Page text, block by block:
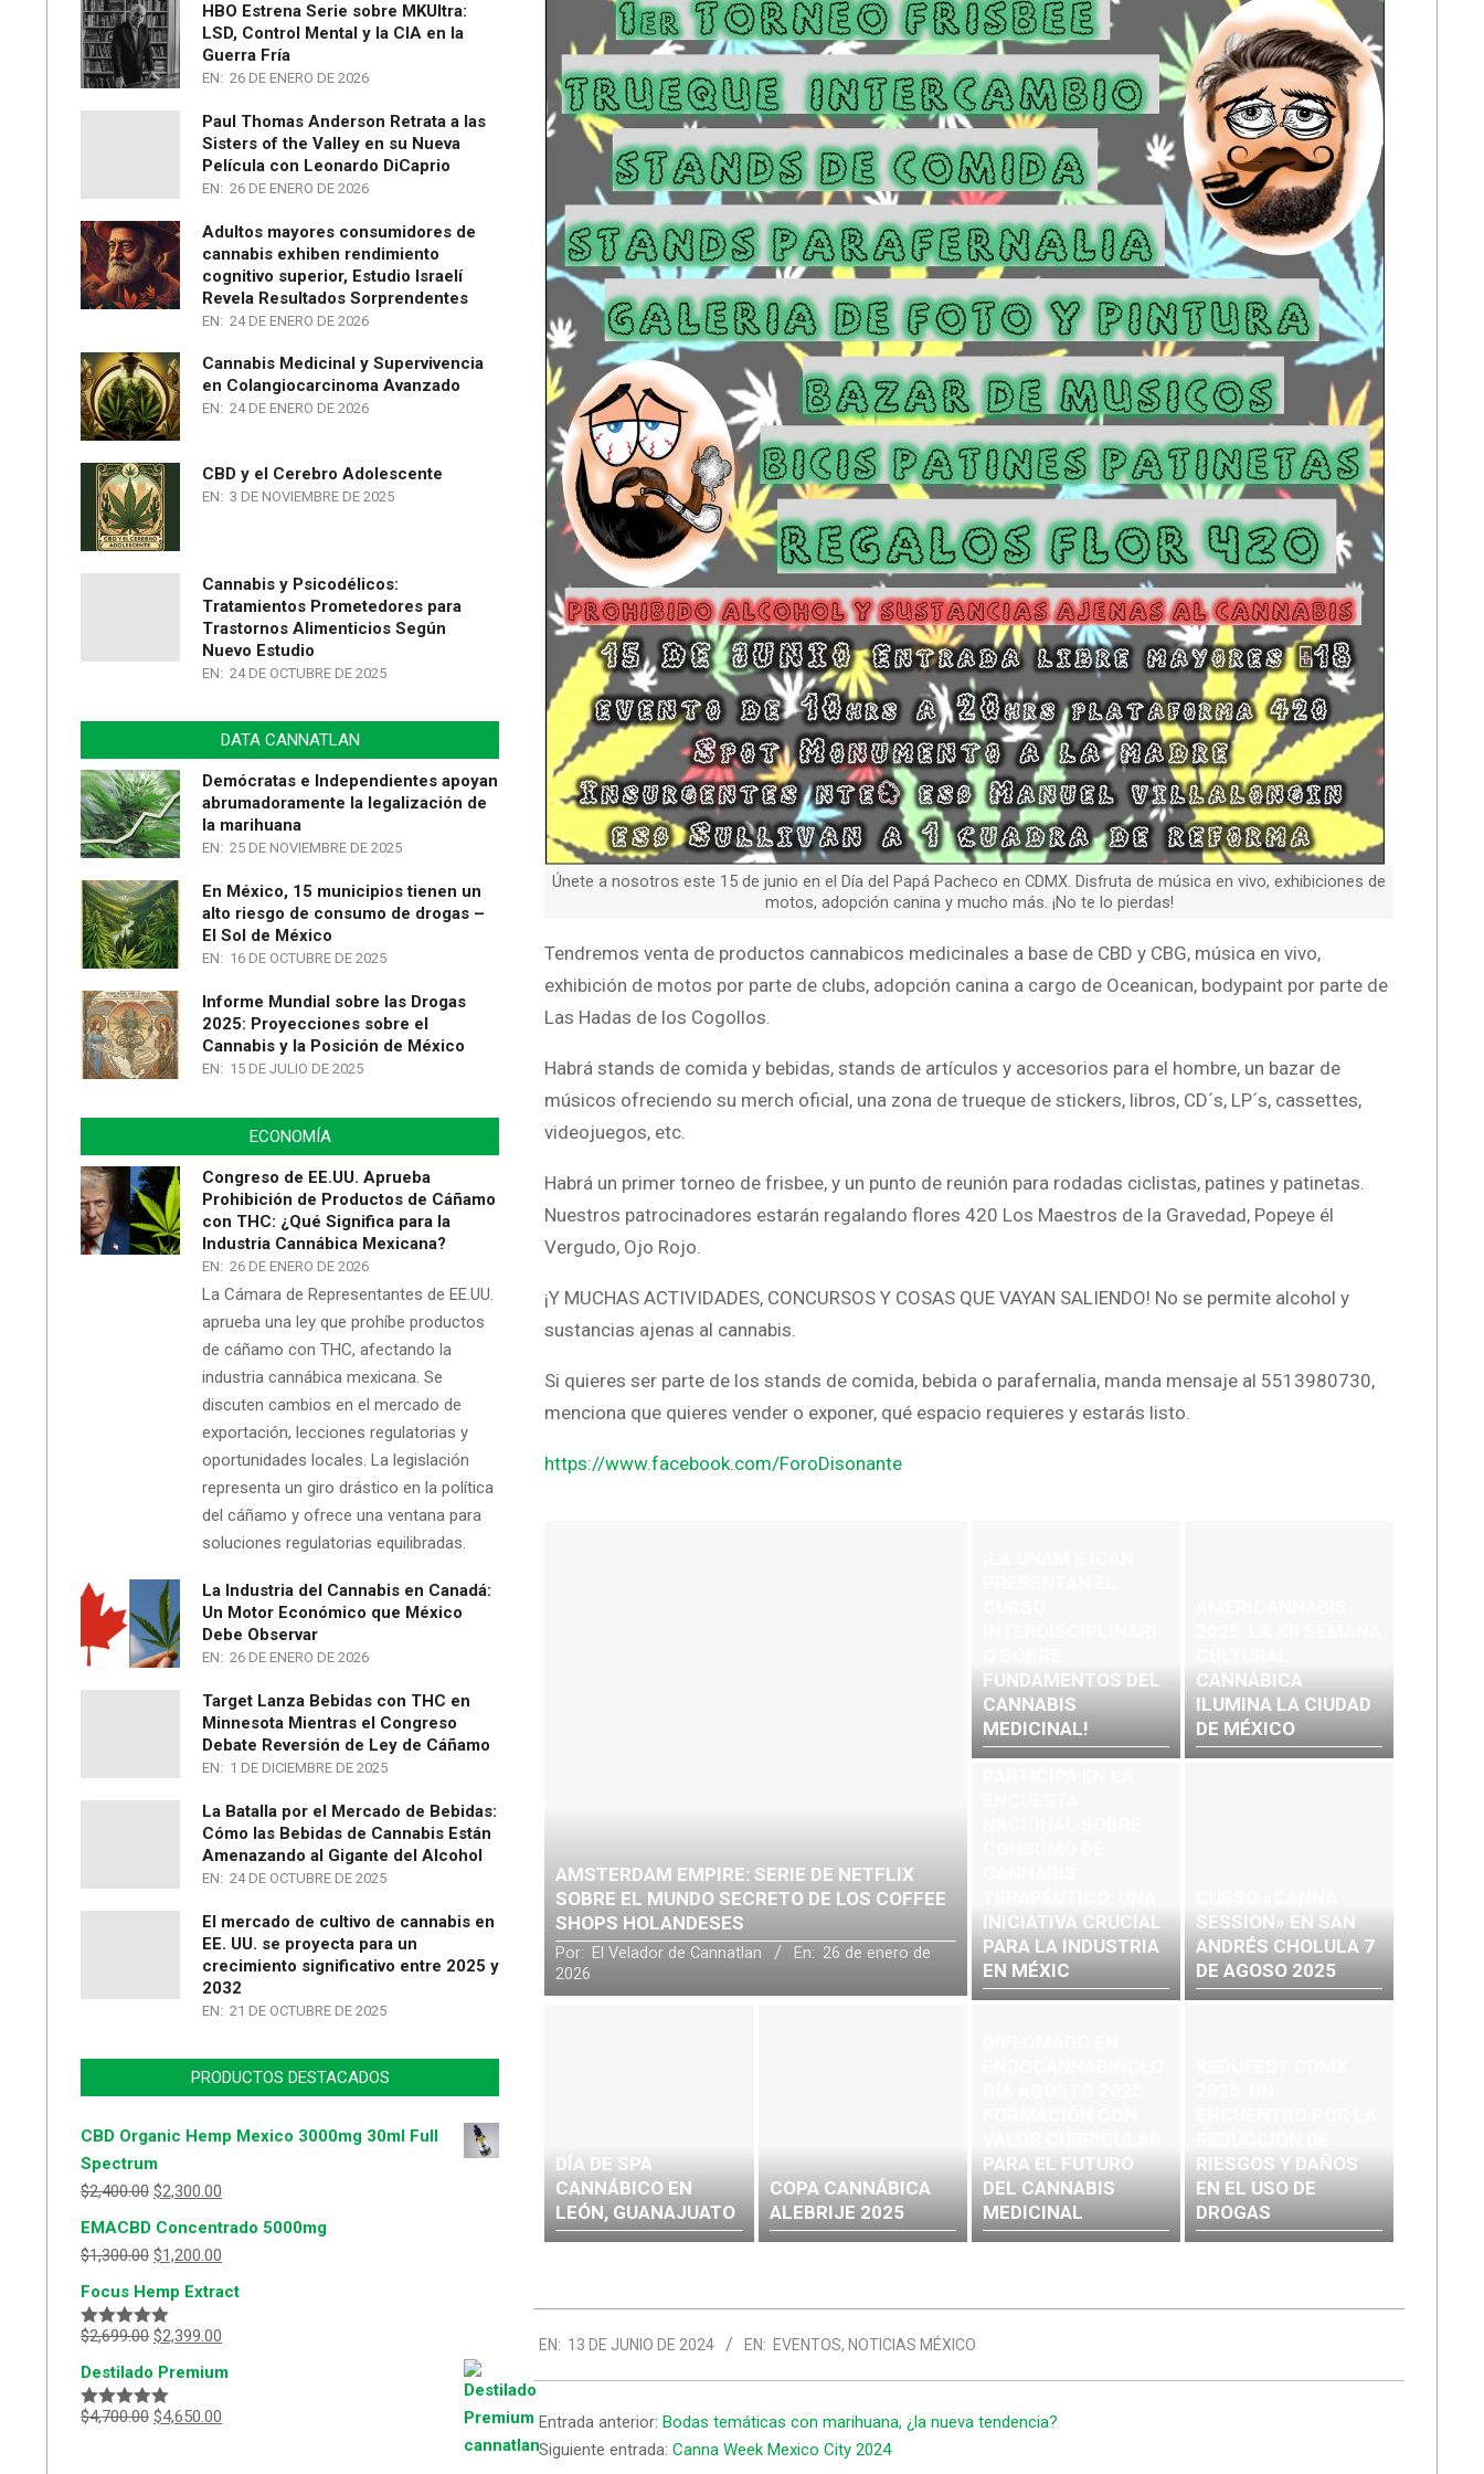
Únete a nosotros este 15 de junio en el Día del Papá Pacheco en CDMX. Disfruta de música en vivo, exhibiciones de
motos, adopción canina y mucho más. ¡No te lo pierdas!
Tendremos venta de productos cannabicos medicinales a base de CBD y CBG, música en vivo,
exhibición de motos por parte de clubs, adopción canina a cargo de Oceanican, bodypaint por parte de
Las Hadas de los Cogollos.
Habrá stands de comida y bebidas, stands de artículos y accesorios para el hombre, un bazar de
músicos ofreciendo su merch oficial, una zona de trueque de stickers, libros, CD´s, LP´s, cassettes,
videojuegos, etc.
Habrá un primer torneo de frisbee, y un punto de reunión para rodadas ciclistas, patines y patinetas.
Nuestros patrocinadores estarán regalando flores 420 Los Maestros de la Gravedad, Popeye él
Vergudo, Ojo Rojo.
¡Y MUCHAS ACTIVIDADES, CONCURSOS Y COSAS QUE VAYAN SALIENDO! No se permite alcohol y
sustancias ajenas al cannabis.
Si quieres ser parte de los stands de comida, bebida o parafernalia, manda mensaje al 5513980730,
menciona que quieres vender o exponer, qué espacio requieres y estarás listo.
https://www.facebook.com/ForoDisonante
AMSTERDAM EMPIRE: SERIE DE NETFLIX
SOBRE EL MUNDO SECRETO DE LOS COFFEE
SHOPS HOLANDESES
Por: El Velador de Cannatlan En: 26 de enero de
2026
FUNDAMENTOS DEL
CANNABIS
MEDICINAL!
CANNÁBICA
ILUMINA LA CIUDAD
DE MÉXICO
INICIATIVA CRUCIAL
PARA LA INDUSTRIA
EN MÉXIC
SESSION» EN SAN
ANDRÉS CHOLULA 7
DE AGOSO 2025
DÍA DE SPA
CANNÁBICO EN
LEÓN, GUANAJUATO
COPA CANNÁBICA
ALEBRIJE 2025
PARA EL FUTURO
DEL CANNABIS
MEDICINAL
RIESGOS Y DAÑOS
EN EL USO DE
DROGAS
EN: 13 DE JUNIO DE 2024 EN: EVENTOS, NOTICIAS MÉXICO
Entrada anterior: Bodas temáticas con marihuana, ¿la nueva tendencia?
Siguiente entrada:Canna Week Mexico City 2024
HBO Estrena Serie sobre MKUltra:
LSD, Control Mental y la CIA en la
Guerra Fría
EN: 26 DE ENERO DE 2026
Paul Thomas Anderson Retrata a las
Sisters of the Valley en su Nueva
Película con Leonardo DiCaprio
EN: 26 DE ENERO DE 2026
Adultos mayores consumidores de
cannabis exhiben rendimiento
cognitivo superior, Estudio Israelí
Revela Resultados Sorprendentes
EN: 24 DE ENERO DE 2026
Cannabis Medicinal y Supervivencia
en Colangiocarcinoma Avanzado
EN: 24 DE ENERO DE 2026
CBD y el Cerebro Adolescente
EN: 3 DE NOVIEMBRE DE 2025
Cannabis y Psicodélicos:
Tratamientos Prometedores para
Trastornos Alimenticios Según
Nuevo Estudio
EN: 24 DE OCTUBRE DE 2025
DATA CANNATLAN
Demócratas e Independientes apoyan
abrumadoramente la legalización de
la marihuana
EN: 25 DE NOVIEMBRE DE 2025
En México, 15 municipios tienen un
alto riesgo de consumo de drogas –
El Sol de México
EN: 16 DE OCTUBRE DE 2025
Informe Mundial sobre las Drogas
2025: Proyecciones sobre el
Cannabis y la Posición de México
EN: 15 DE JULIO DE 2025
ECONOMÍA
Congreso de EE.UU. Aprueba
Prohibición de Productos de Cáñamo
con THC: ¿Qué Significa para la
Industria Cannábica Mexicana?
EN: 26 DE ENERO DE 2026
La Cámara de Representantes de EE.UU.
aprueba una ley que prohíbe productos
de cáñamo con THC, afectando la
industria cannábica mexicana. Se
discuten cambios en el mercado de
exportación, lecciones regulatorias y
oportunidades locales. La legislación
representa un giro drástico en la política
del cáñamo y ofrece una ventana para
soluciones regulatorias equilibradas.
La Industria del Cannabis en Canadá:
Un Motor Económico que México
Debe Observar
EN: 26 DE ENERO DE 2026
Target Lanza Bebidas con THC en
Minnesota Mientras el Congreso
Debate Reversión de Ley de Cáñamo
EN: 1 DE DICIEMBRE DE 2025
La Batalla por el Mercado de Bebidas:
Cómo las Bebidas de Cannabis Están
Amenazando al Gigante del Alcohol
EN: 24 DE OCTUBRE DE 2025
El mercado de cultivo de cannabis en
EE. UU. se proyecta para un
crecimiento significativo entre 2025 y
2032
EN: 21 DE OCTUBRE DE 2025
PRODUCTOS DESTACADOS
CBD Organic Hemp Mexico 3000mg 30ml Full
Spectrum
$2,400.00 $2,300.00
EMACBD Concentrado 5000mg
$1,300.00 $1,200.00
Focus Hemp Extract
Valorado
5
$2,699.00 $2,399.00
Destilado Premium
Valorado
$4,700.00 $4,650.00